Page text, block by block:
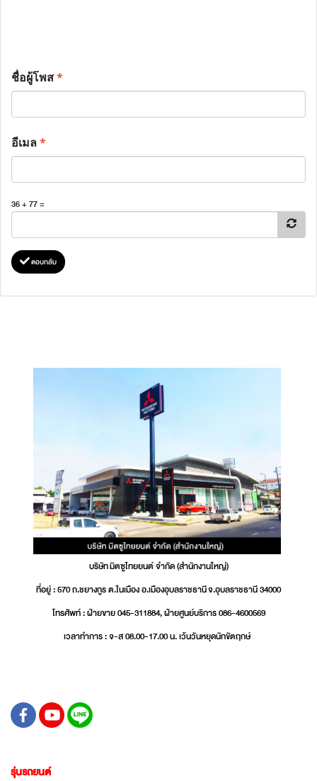
ชื่อผู้โพส*
อีเมล*
36 + 77 =
ตอบกลับ
บริษัท มิตซูไทยยนต์ จำกัด (สำนักงานใหญ่)
ที่อยู่ : 570 ถ.ชยางกูร ต.ในเมือง อ.เมืองอุบลราชธานี จ.อุบลราชธานี 34000
โทรศัพท์ : ฝ่ายขาย 045-311884, ฝ่ายศูนย์บริการ 086-4600569
เวลาทำการ : จ-ส 08.00-17.00 น. เว้นวันหยุดนักขัตฤกษ์
รุ่นรถยนต์